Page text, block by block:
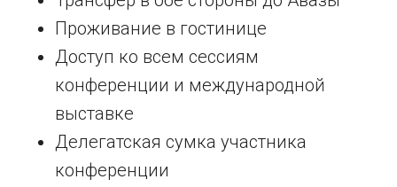
Проживание в гостинице
Доступ ко всем сессиям
конференции и международной
выставке
Делегатская сумка участника
конференции